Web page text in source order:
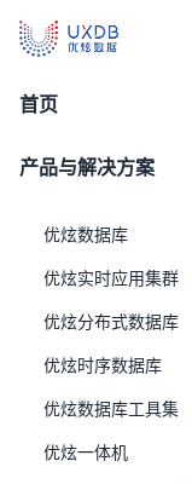
UXDB - 新一代全场
UXDB - 新一代全场
首页
产品与解决方案
优炫数据库
优炫实时应用集群
优炫分布式数据库
优炫时序数据库
优炫数据库工具集
优炫一体机